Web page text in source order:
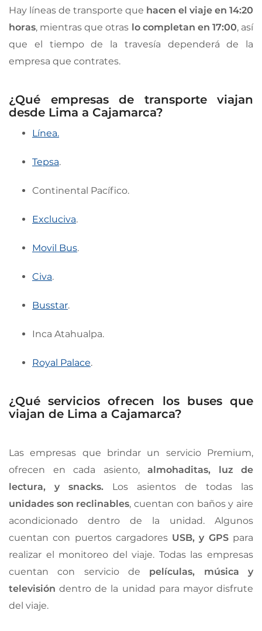
Hay líneas de transporte que hacen el viaje en 14:20
horas, mientras que otras lo completan en 17:00, así
que el tiempo de la travesía dependerá de la
empresa que contrates.
¿Qué empresas de transporte viajan
desde Lima a Cajamarca?
Línea.
Tepsa.
Continental Pacífico.
Excluciva.
Movil Bus.
Civa.
Busstar.
Inca Atahualpa.
Royal Palace.
¿Qué servicios ofrecen los buses que
viajan de Lima a Cajamarca?
Las empresas que brindar un servicio Premium,
ofrecen en cada asiento, almohaditas, luz de
lectura, y snacks. Los asientos de todas las
unidades son reclinables, cuentan con baños y aire
acondicionado dentro de la unidad. Algunos
cuentan con puertos cargadores USB, y GPSpara
realizar el monitoreo del viaje. Todas las empresas
cuentan con servicio de películas, música y
televisión dentro de la unidad para mayor disfrute
del viaje.